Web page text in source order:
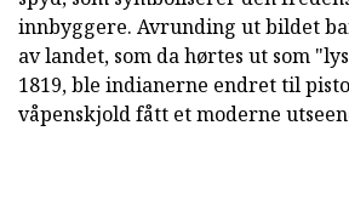
innbyggere. Avrunding ut bildet
av landet, som da hørtes ut som
1819, ble indianerne endret til
våpenskjold fått et moderne